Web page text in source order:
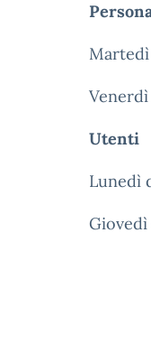
Martedì
Utenti
Lunedì
Giovedì